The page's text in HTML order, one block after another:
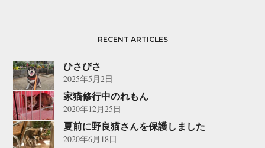
RECENT ARTICLES
ひさびさ
2025年5月2日
家猫修行中のれもん
2020年12月25日
夏前に野良猫さんを保護しました
2020年6月18日